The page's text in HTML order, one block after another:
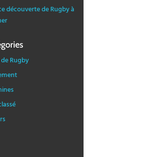
découverte de Rugby à
Rugby